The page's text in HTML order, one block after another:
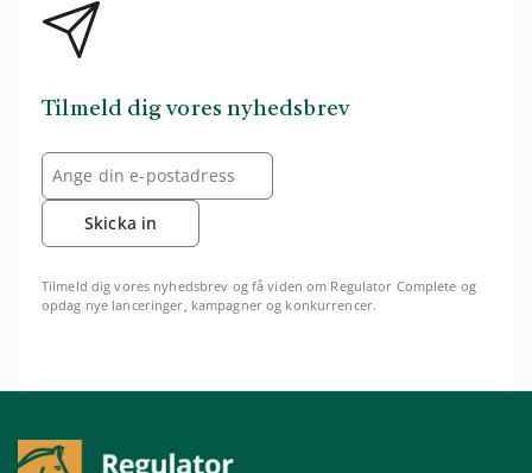
Tilmeld dig vores nyhedsbrev
Skicka in
Tilmeld dig vores nyhedsbrev og få viden om Regulator Complete og
opdag nye lanceringer, kampagner og konkurrencer.